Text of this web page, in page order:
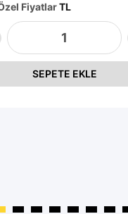
FiyatlarTL
SEPETE EKLE